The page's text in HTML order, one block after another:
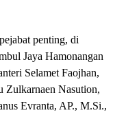
penting, di
Jaya Hamonangan
Selamet Faojhan,
Zulkarnaen Nasution,
Evranta, AP., M.Si.,